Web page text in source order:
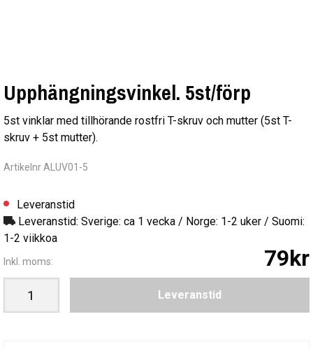
Upphängningsvinkel. 5st/förp
5st vinklar med tillhörande rostfri T-skruv och mutter (5st T-
skruv + 5st mutter).
Artikelnr ALUV01-5
Leveranstid
Leveranstid: Sverige: ca 1 vecka / Norge: 1-2 uker / Suomi:
1-2 viikkoa
Inkl. moms: 79kr
Leveranstid